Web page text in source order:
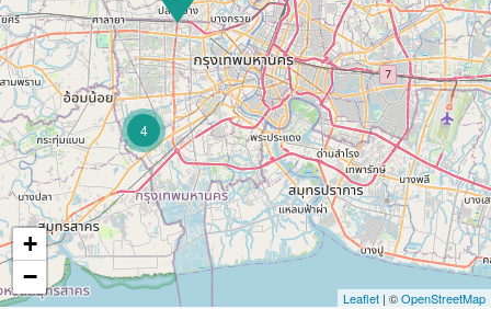
4
+
−
Leaflet | ©OpenStreetMap